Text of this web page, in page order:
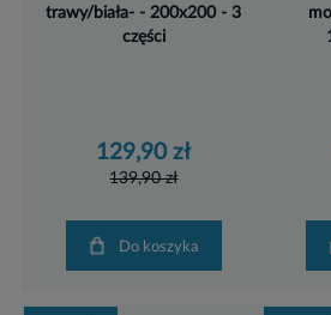
trawy/biała- - 200x200 - 3
części
129,90 zł
139,90 zł
Do koszyka